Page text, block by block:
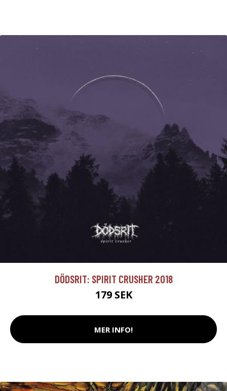
DÖDSRIT: SPIRIT CRUSHER 2018
179 SEK
MER INFO!